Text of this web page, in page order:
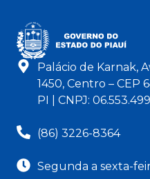
Palácio de Karnak,
1450, Centro – CEP
PI | CNPJ:
(86) 3226-8364
Segunda a sexta-